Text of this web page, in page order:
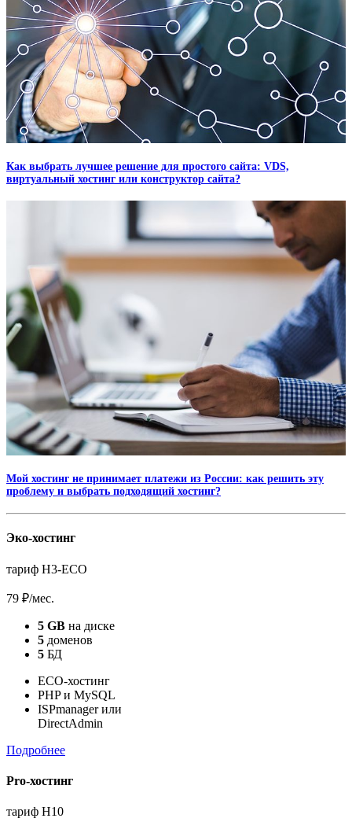
Как выбрать лучшее решение для простого сайта: VDS,
виртуальный хостинг или конструктор сайта?
Мой хостинг не принимает платежи из России: как решить эту
проблему и выбрать подходящий хостинг?
Эко-хостинг
тариф H3-ECO
79 ₽/мес.
5 GB на диске
5 доменов
5 БД
ECO-хостинг
PHP и MySQL
ISPmanager или
DirectAdmin
Подробнее
Pro-хостинг
тариф H10